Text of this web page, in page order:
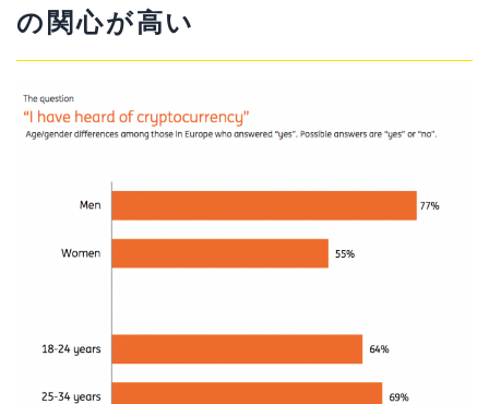
5 仮想通貨は知名度を上げつつあるものの、
の関心が高い